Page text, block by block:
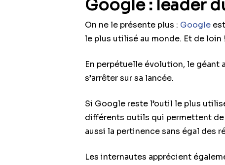
Google : leader
On ne le présente plus : Google
le plus utilisé au monde. Et de loin !
En perpétuelle évolution, le géant
s’arrêter sur sa lancée.
Si Google reste l’outil le plus
différents outils qui permettent de
aussi la pertinence sans égal des
Les internautes apprécient